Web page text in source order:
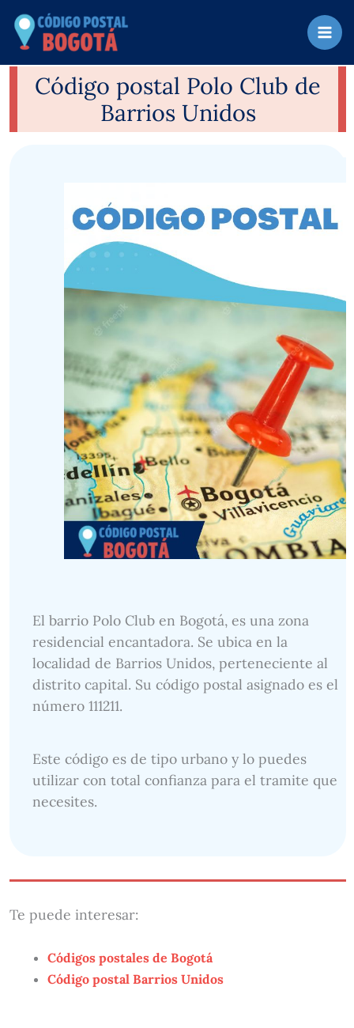
contenido
Código postal Polo Club de
Barrios Unidos
El barrio Polo Club en Bogotá, es una zona
residencial encantadora. Se ubica en la
localidad de Barrios Unidos, perteneciente al
distrito capital. Su código postal asignado es el
número 111211.
Este código es de tipo urbano y lo puedes
utilizar con total confianza para el tramite que
necesites.
Te puede interesar:
Códigos postales de Bogotá
Código postal Barrios Unidos